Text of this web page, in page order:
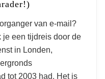
in Londen
van e-mail?
je een tijdreis door de
in Londen,
tot 2003 had. Het is